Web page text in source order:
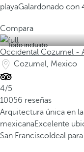
playaGalardonado con
Compara
Todo incluido
Occidental Cozumel -
Cozumel, Mexico
4/5
10056 reseñas
Arquitectura única en
mexicanaExcelente
San Francisco Ideal